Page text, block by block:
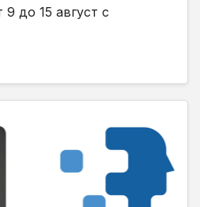
до 15 август с